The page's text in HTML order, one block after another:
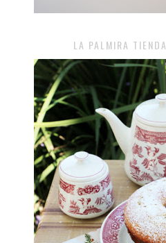
LA PALMIRA TIENDA